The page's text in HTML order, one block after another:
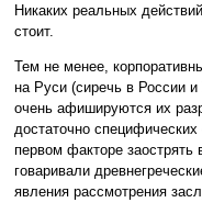
Никаких реальных
стоит.
Тем не менее,
на Руси (сиречь в России
очень афишируются их
достаточно
первом факторе
говаривали
явления рассмотрения